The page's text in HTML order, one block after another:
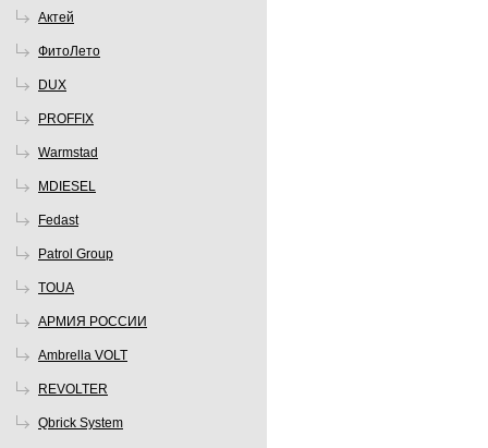
Актей
ФитоЛето
DUX
PROFFIX
Warmstad
MDIESEL
Fedast
Patrol Group
TOUA
АРМИЯ РОССИИ
Ambrella VOLT
REVOLTER
Qbrick System